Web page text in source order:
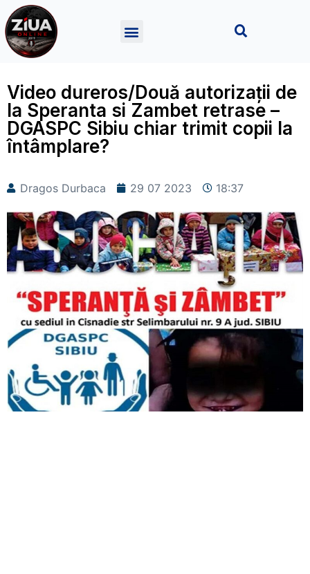
Video dureros/Două autorizații de
la Speranta si Zambet retrase –
DGASPC Sibiu chiar trimit copii la
întâmplare?
Dragos Durbaca 29 07 2023 18:37